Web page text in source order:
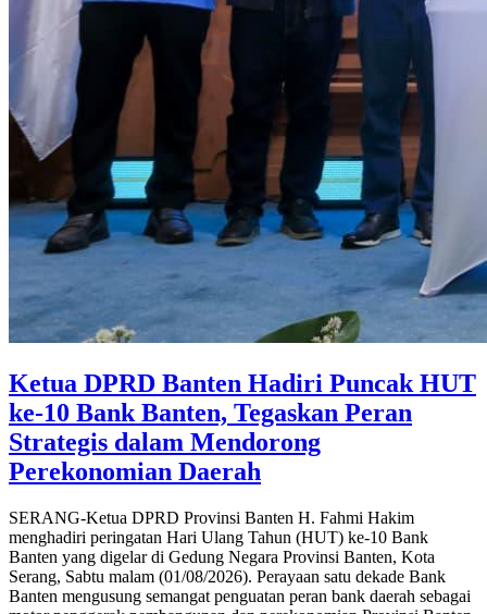
Ketua DPRD Banten Hadiri Puncak HUT
ke-10 Bank Banten, Tegaskan Peran
Strategis dalam Mendorong
Perekonomian Daerah
SERANG-Ketua DPRD Provinsi Banten H. Fahmi Hakim
menghadiri peringatan Hari Ulang Tahun (HUT) ke-10 Bank
Banten yang digelar di Gedung Negara Provinsi Banten, Kota
Serang, Sabtu malam (01/08/2026). Perayaan satu dekade Bank
Banten mengusung semangat penguatan peran bank daerah sebagai